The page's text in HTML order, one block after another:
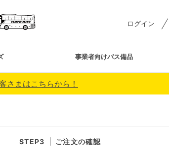
ログイン
事業者向けバス備品
さまはこちらから！
ご注文の確認